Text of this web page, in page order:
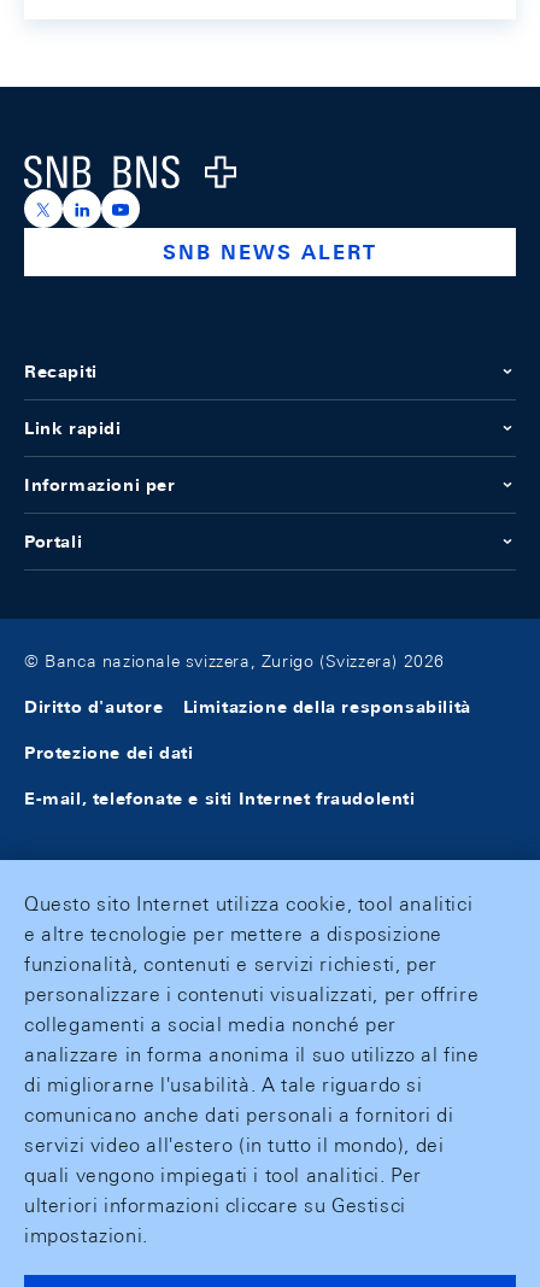
Logo
https://x.com/snb_bns
https://ch.linkedin.com/company/swiss-national-
https://www.youtube.com/@swissnationalbank
SNB NEWS ALERT
Recapiti
Link rapidi
Informazioni per
Portali
© Banca nazionale svizzera, Zurigo (Svizzera) 2026
Diritto d'autore Limitazione della responsabilità
Protezione dei dati
E-mail, telefonate e siti Internet fraudolenti
Questo sito Internet utilizza cookie, tool analitici
e altre tecnologie per mettere a disposizione
funzionalità, contenuti e servizi richiesti, per
personalizzare i contenuti visualizzati, per offrire
collegamenti a social media nonché per
analizzare in forma anonima il suo utilizzo al fine
di migliorarne l'usabilità. A tale riguardo si
comunicano anche dati personali a fornitori di
servizi video all'estero (in tutto il mondo), dei
quali vengono impiegati i tool analitici. Per
ulteriori informazioni cliccare su Gestisci
impostazioni.